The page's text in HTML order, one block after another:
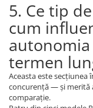
5. Ce tip
cum
termen
Aceasta este secțiunea
concurență — și merită
comparație.